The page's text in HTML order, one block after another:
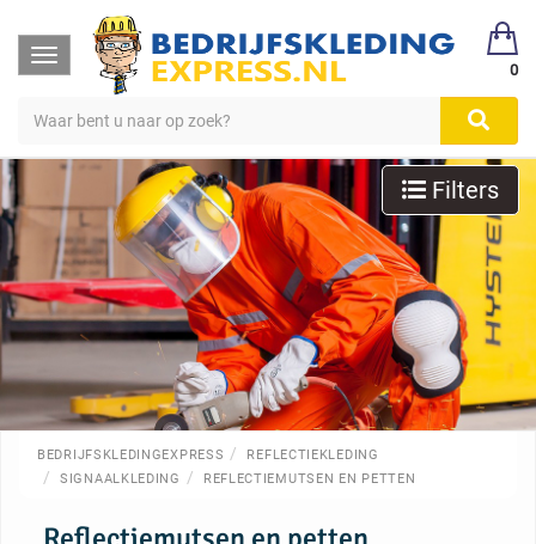
Toggle
navigation
0
BEDRIJFSKLEDINGEXPRESS
REFLECTIEKLEDING
SIGNAALKLEDING
REFLECTIEMUTSEN EN PETTEN
Filters